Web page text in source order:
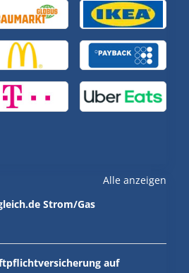
Alle anzeigen
Strom/Gas
auf